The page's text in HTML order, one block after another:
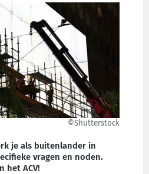
©Shutterstock
je als buitenlander in
vragen en noden.
het ACV!